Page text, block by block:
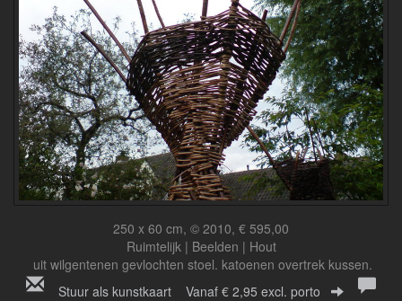
250 x 60 cm, © 2010, € 595,00
Ruimtelijk | Beelden | Hout
uit wilgentenen gevlochten stoel. katoenen overtrek kussen.
Stuur als kunstkaart Vanaf € 2,95 excl. porto